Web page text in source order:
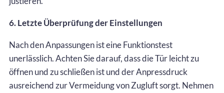
6. Letzte Überprüfung der Einstellungen
Nach den Anpassungen ist eine Funktionstest
unerlässlich. Achten Sie darauf, dass die Tür leicht zu
öffnen und zu schließen ist und der Anpressdruck
ausreichend zur Vermeidung von Zugluft sorgt. Nehmen